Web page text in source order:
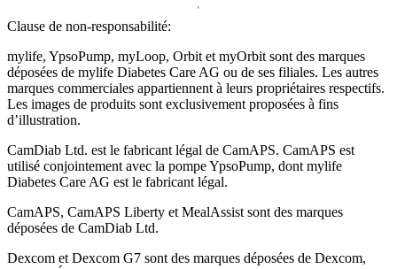
Clause de non-responsabilité:
mylife, YpsoPump, myLoop, Orbit et myOrbit sont des marques
déposées de mylife Diabetes Care AG ou de ses filiales. Les autres
marques commerciales appartiennent à leurs propriétaires respectifs.
Les images de produits sont exclusivement proposées à fins
d’illustration.
CamDiab Ltd. est le fabricant légal de CamAPS. CamAPS est
utilisé conjointement avec la pompe YpsoPump, dont mylife
Diabetes Care AG est le fabricant légal.
CamAPS, CamAPS Liberty et MealAssist sont des marques
déposées de CamDiab Ltd.
Dexcom et Dexcom G7 sont des marques déposées de Dexcom,